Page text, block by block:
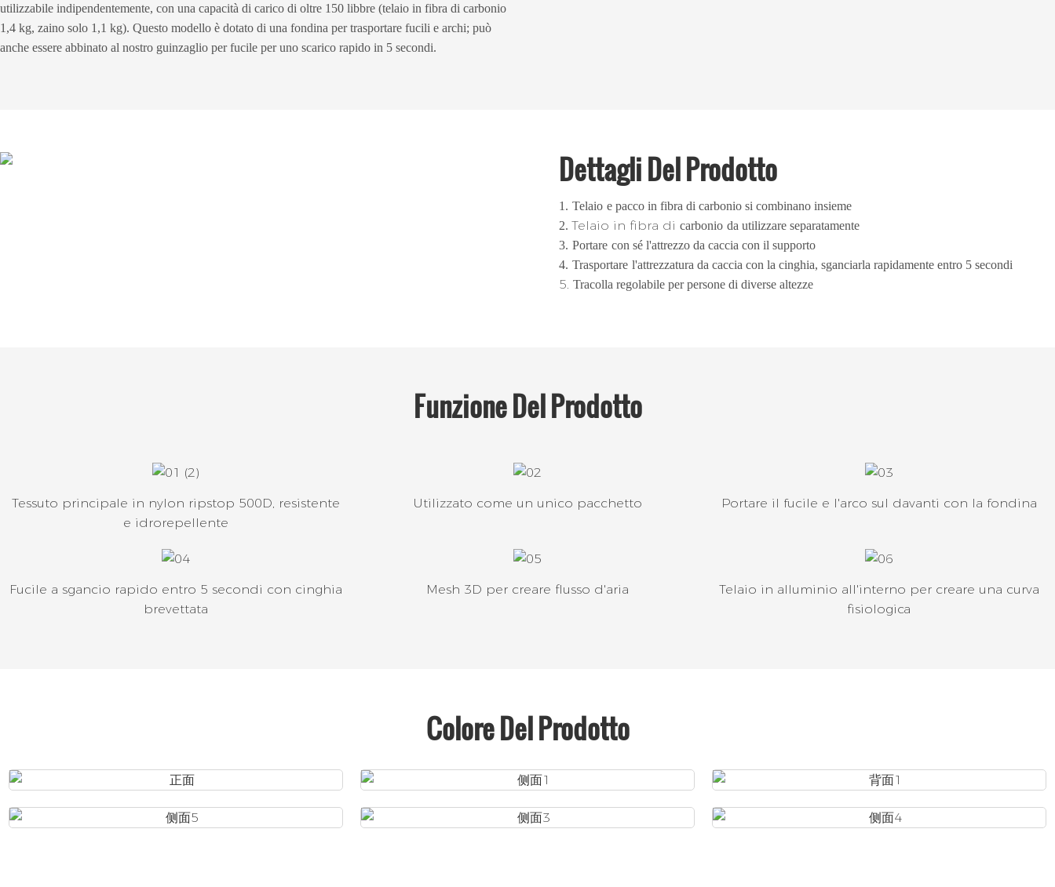
utilizzabile indipendentemente, con una capacità di carico di oltre 150 libbre (telaio in fibra di carbonio
1,4 kg, zaino solo 1,1 kg). Questo modello è dotato di una fondina per trasportare fucili e archi; può
anche essere abbinato al nostro guinzaglio per fucile per uno scarico rapido in 5 secondi.
Dettagli Del Prodotto
1. Telaio e pacco in fibra di carbonio si combinano insieme
2.Telaio in fibra dicarbonio da utilizzare separatamente
3. Portare con sé l'attrezzo da caccia con il supporto
4. Trasportare l'attrezzatura da caccia con la cinghia, sganciarla rapidamente entro 5 secondi
5.Tracolla regolabile per persone di diverse altezze
FunzioneDel Prodotto
Tessuto principale in nylon ripstop 500D, resistente
e idrorepellente
Utilizzato come un unico pacchetto Portare il fucile e l'arco sul davanti con la fondina
Fucile a sgancio rapido entro 5 secondi con cinghia
brevettata
Mesh 3D per creare flusso d'aria
Telaio in alluminio all'interno per creare una curva
fisiologica
Colore Del Prodotto